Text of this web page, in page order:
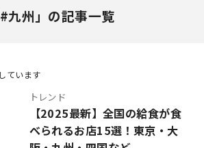
#九州」の記事一覧
ています
トレンド
【2025最新】全国の給食が食
べられるお店15選！東京・大